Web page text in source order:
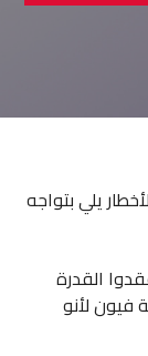
يلي بتواجه
القدرة
فيون لأنو